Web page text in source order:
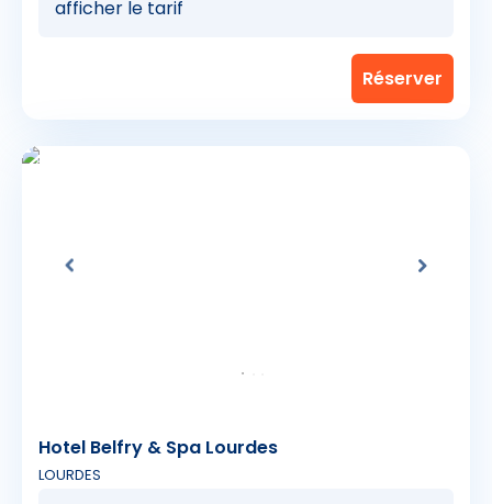
afficher le tarif
Hotel Belfry & Spa Lourdes
LOURDES